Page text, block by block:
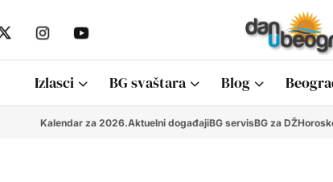
Izlasci BG svaštara Blog
Kalendar za 2026.Aktuelni događajiBG servisBG za DŽ